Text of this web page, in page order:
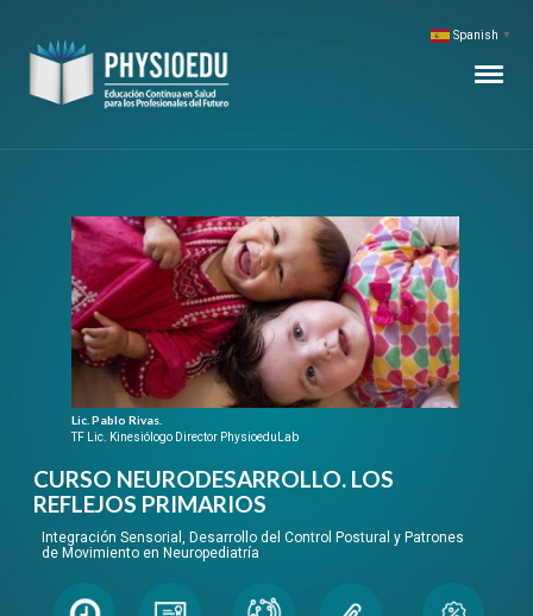
CURSO NEURODESARROLLO. LOS
REFLEJOS PRIMARIOS
Integración Sensorial, Desarrollo del Control Postural y Patrones
de Movimiento en Neuropediatría
Lic. Pablo Rivas.
TF Lic. Kinesiólogo Director PhysioeduLab
Spanish ▼